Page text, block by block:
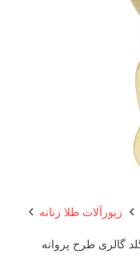
زیورآلات طلا زنانه